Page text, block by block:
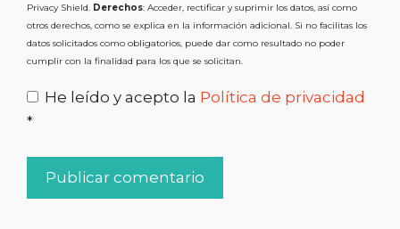
Privacy Shield. Derechos: Acceder, rectificar y suprimir los datos, así como
otros derechos, como se explica en la información adicional. Si no facilitas los
datos solicitados como obligatorios, puede dar como resultado no poder
cumplir con la finalidad para los que se solicitan.
He leído y acepto la Política de privacidad
*